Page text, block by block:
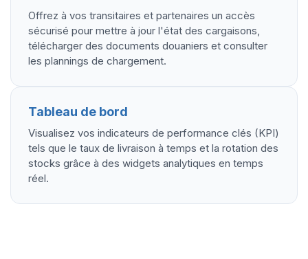
Offrez à vos transitaires et partenaires un accès
sécurisé pour mettre à jour l'état des cargaisons,
télécharger des documents douaniers et consulter
les plannings de chargement.
Tableau de bord
Visualisez vos indicateurs de performance clés (KPI)
tels que le taux de livraison à temps et la rotation des
stocks grâce à des widgets analytiques en temps
réel.